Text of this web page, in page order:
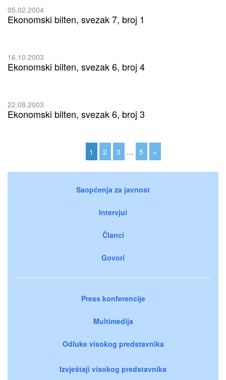
05.02.2004
Ekonomski bilten, svezak 7, broj 1
16.10.2003
Ekonomski bilten, svezak 6, broj 4
22.08.2003
Ekonomski bilten, svezak 6, broj 3
1 2 3 … 5 »
Saopćenja za javnost
Intervjui
Članci
Govori
Press konferencije
Multimedija
Odluke visokog predstavnika
Izvještaji visokog predstavnika